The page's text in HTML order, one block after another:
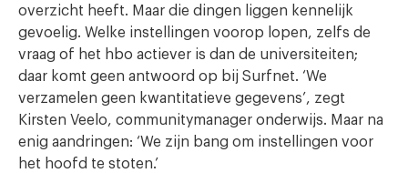
overzicht heeft. Maar die dingen liggen kennelijk
gevoelig. Welke instellingen voorop lopen, zelfs de
vraag of het hbo actiever is dan de universiteiten;
daar komt geen antwoord op bij Surfnet. ‘We
verzamelen geen kwantitatieve gegevens’, zegt
Kirsten Veelo, communitymanager onderwijs. Maar na
enig aandringen: ‘We zijn bang om instellingen voor
het hoofd te stoten.’